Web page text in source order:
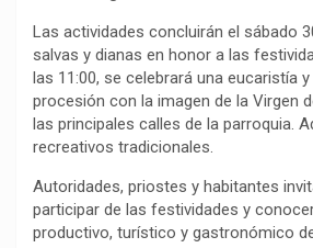
Las actividades concluirán el sábado
salvas y dianas en honor a las
las 11:00, se celebrará una eucaristía
procesión con la imagen de la Virgen
las principales calles de la parroquia.
recreativos tradicionales.
Autoridades, priostes y habitantes
participar de las festividades y
productivo, turístico y gastronómico